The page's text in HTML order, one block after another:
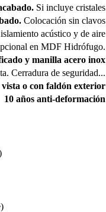
Si incluye cristales
Colocación sin clavos
acústico y de aire
en MDF Hidrófugo.
y manilla acero inox
Cerradura de seguridad...
o con faldón exterior
10 años anti-deformación